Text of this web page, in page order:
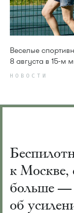
Веселые
8 августа в 15-м
НОВОСТИ
к Москве,
больше —
об